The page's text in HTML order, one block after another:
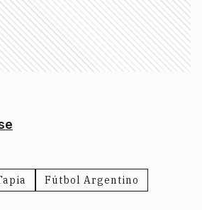
Fútbol Argentino